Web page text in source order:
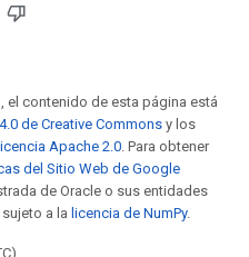
el contenido de esta página está
de Creative Commons y los
licencia Apache 2.0. Para obtener
del Sitio Web de Google
de Oracle o sus entidades
a la licencia de NumPy.